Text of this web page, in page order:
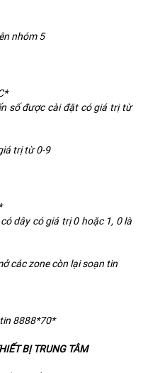
nhóm 5
số được cài đặt có giá trị từ
trị từ 0-9
dây có giá trị 0 hoặc 1, 0 là
các zone còn lại soạn tin
8888*70*
BỊ TRUNG TÂM